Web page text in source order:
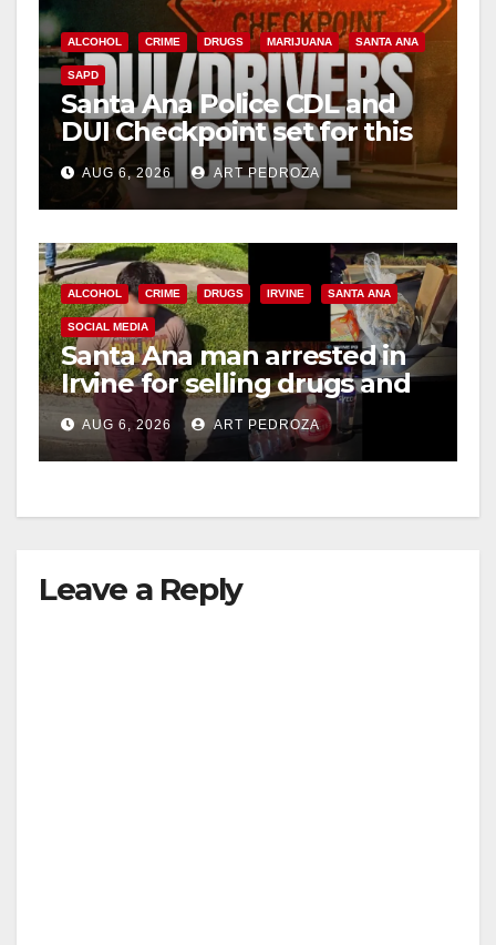
ALCOHOL CRIME DRUGS MARIJUANA SANTA ANA
SAPD
Santa Ana Police CDL and
DUI Checkpoint set for this
Friday night, August 7
AUG 6, 2026 ART PEDROZA
ALCOHOL CRIME DRUGS IRVINE SANTA ANA
SOCIAL MEDIA
Santa Ana man arrested in
Irvine for selling drugs and
booze to minors via social
media
AUG 6, 2026 ART PEDROZA
Leave a Reply